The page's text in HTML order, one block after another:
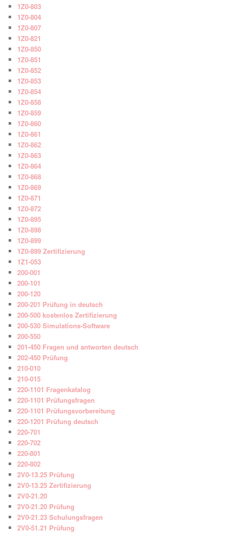
1Z0-803
1Z0-804
1Z0-807
1Z0-821
1Z0-850
1Z0-851
1Z0-852
1Z0-853
1Z0-854
1Z0-858
1Z0-859
1Z0-860
1Z0-861
1Z0-862
1Z0-863
1Z0-864
1Z0-868
1Z0-869
1Z0-871
1Z0-872
1Z0-895
1Z0-898
1Z0-899
1Z0-899 Zertifizierung
1Z1-053
200-001
200-101
200-120
200-201 Prüfung in deutsch
200-500 kostenlos Zertifizierung
200-530 Simulations-Software
200-550
201-450 Fragen und antworten deutsch
202-450 Prüfung
210-010
210-015
220-1101 Fragenkatalog
220-1101 Prüfungsfragen
220-1101 Prüfungsvorbereitung
220-1201 Prüfung deutsch
220-701
220-702
220-801
220-802
2V0-13.25 Prüfung
2V0-13.25 Zertifizierung
2V0-21.20
2V0-21.20 Prüfung
2V0-21.23 Schulungsfragen
2V0-51.21 Prüfung